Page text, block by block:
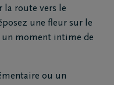
la route vers le
une fleur sur le
un moment intime de
ou un